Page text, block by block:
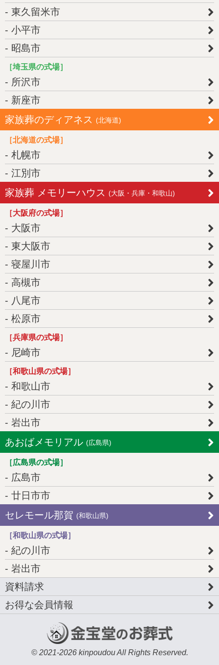
東久留米市
小平市
昭島市
［埼玉県の式場］
所沢市
新座市
家族葬のディアネス
(北海道)
［北海道の式場］
札幌市
江別市
家族葬 メモリーハウス
(大阪・兵庫・和歌山)
［大阪府の式場］
大阪市
東大阪市
寝屋川市
高槻市
八尾市
松原市
［兵庫県の式場］
尼崎市
［和歌山県の式場］
和歌山市
紀の川市
岩出市
あおばメモリアル (広島県)
［広島県の式場］
広島市
廿日市市
セレモール那賀 (和歌山県)
［和歌山県の式場］
紀の川市
岩出市
資料請求
お得な会員情報
© 2021-2026 kinpoudou All Rights Reserved.